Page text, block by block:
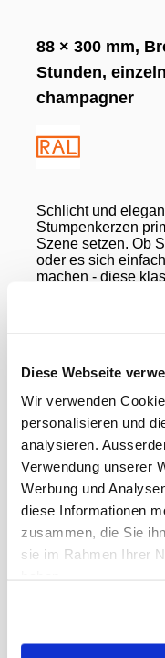
Diese Webseite
Wir verwenden
personalisieren und
analysieren.
Verwendung unserer
Werbung und
diese Informationen
zusammen, die Sie
sie im Rahmen Ihrer
88 × 300 mm,
Stunden,
champagner
Schlicht und
Stumpenkerzen
Szene setzen. Ob
oder es sich
machen - diese
immer für ein
Die Kerzen
gleichmässiges
zum Schluss und
Geeignet:
Gewicht
Paletten VE
MWST